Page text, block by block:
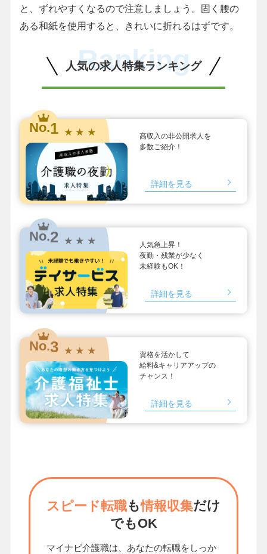
と、ずれやすくなるので注意しましょう。固く腰の
ある和紙を使用すると、きれいに折れるはずです。
人気の求人特集ランキング
Ranking
No.1 ★ ★ ★
高収入の非公開求人を
多数ご紹介！
詳細を見る
No.2 ★ ★ ★
人気急上昇！
夜勤・残業が少なく
未経験もOK！
詳細を見る
No.3 ★ ★ ★
資格を活かして
給料&キャリアアップの
チャンス！
詳細を見る
スピード転職も情報収集だけ
でもOK
マイナビ介護職は、あなたの転職をしっか